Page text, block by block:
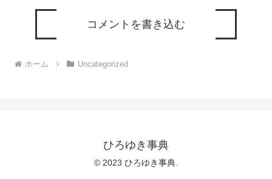
コメントを書き込む
ホーム Uncategorized
ひろゆき事典
© 2023 ひろゆき事典.